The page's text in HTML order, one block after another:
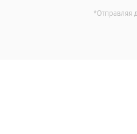
*Отправляя